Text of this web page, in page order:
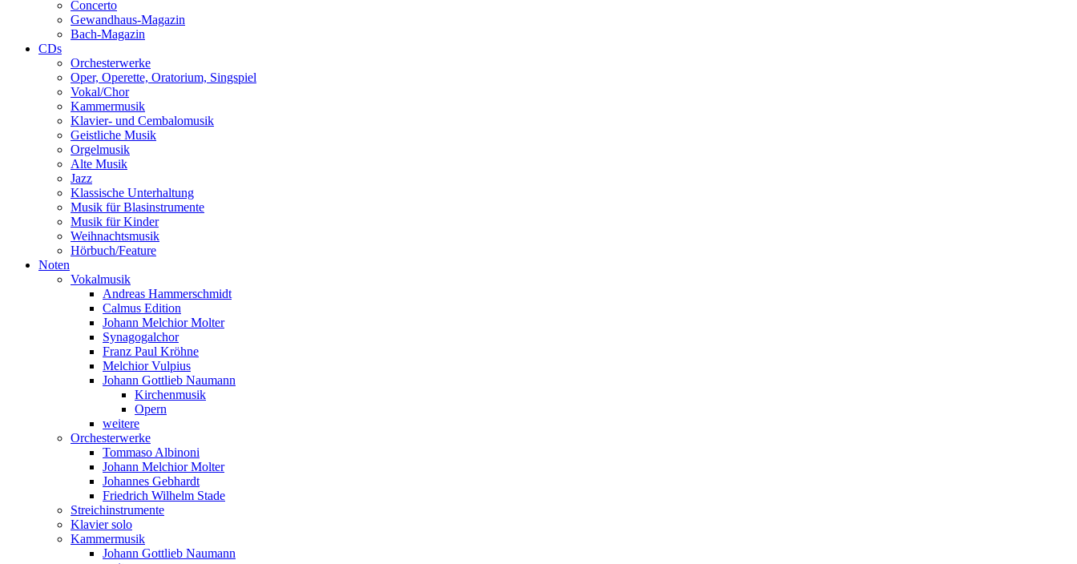
Concerto
Gewandhaus-Magazin
Bach-Magazin
CDs
Orchesterwerke
Oper, Operette, Oratorium, Singspiel
Vokal/Chor
Kammermusik
Klavier- und Cembalomusik
Geistliche Musik
Orgelmusik
Alte Musik
Jazz
Klassische Unterhaltung
Musik für Blasinstrumente
Musik für Kinder
Weihnachtsmusik
Hörbuch/Feature
Noten
Vokalmusik
Andreas Hammerschmidt
Calmus Edition
Johann Melchior Molter
Synagogalchor
Franz Paul Kröhne
Melchior Vulpius
Johann Gottlieb Naumann
Kirchenmusik
Opern
weitere
Orchesterwerke
Tommaso Albinoni
Johann Melchior Molter
Johannes Gebhardt
Friedrich Wilhelm Stade
Streichinstrumente
Klavier solo
Kammermusik
Johann Gottlieb Naumann